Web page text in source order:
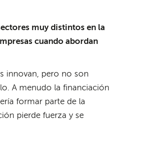
muy distintos en la
cuando abordan
innovan, pero no son
A menudo la financiación
formar parte de la
pierde fuerza y se